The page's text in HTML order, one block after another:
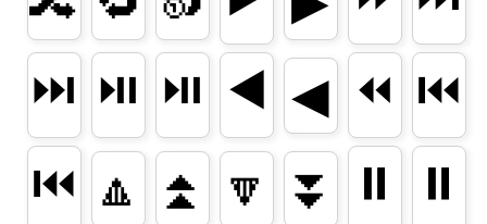
⏭ ⏯️ ⏯ ◀️ ◀ ⏪ ⏮️
⏮ 🔼 ⏫ 🔽 ⏬ ⏸️
⏸